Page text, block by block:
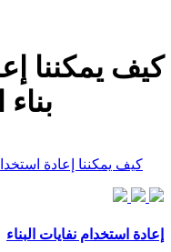
كيف يمكننا
كيف يمكننا إعادة
إعادة استخدام نفايات البناء